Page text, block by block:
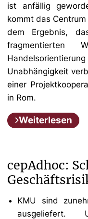
ist anfällig
kommt das
dem Ergebnis,
fragmentierten
Unabhängigkeit
einer
in Rom.
Weiterlesen
cepAdhoc:
KMU sind
ausgeliefert.